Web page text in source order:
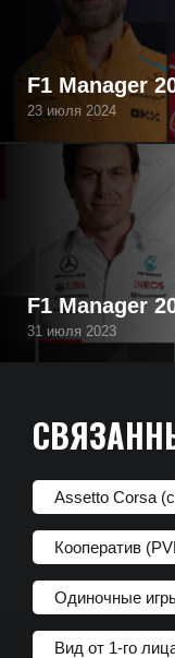
F1 Manager
23 июля 2024
F1 Manager
31 июля 2023
Assetto Corsa
Кооператив
Одиночные
Вид от 1-го